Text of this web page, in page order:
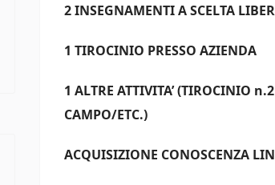
2 INSEGNAMENTI A SCELTA
1 TIROCINIO PRESSO AZIENDA
1 ALTRE ATTIVITA’ (TIROCINIO
CAMPO/ETC.)
ACQUISIZIONE CONOSCENZA